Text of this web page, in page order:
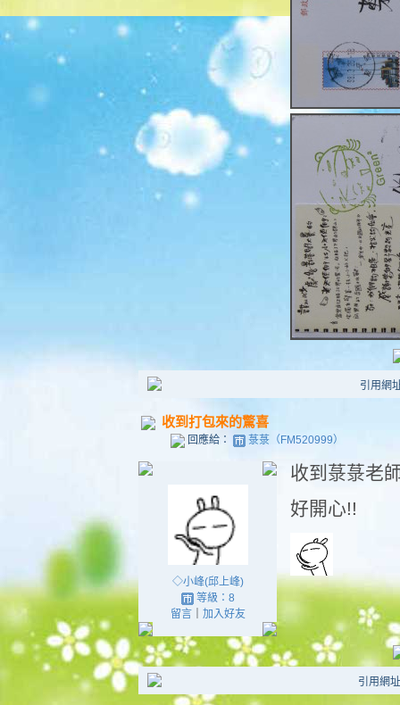
引用網
收到打包來的驚喜
回應給： 菉菉（FM520999）
◇小峰(邱上峰)
等級：8
留言｜ 加入好友
收到菉菉老
好開心!!
引用網